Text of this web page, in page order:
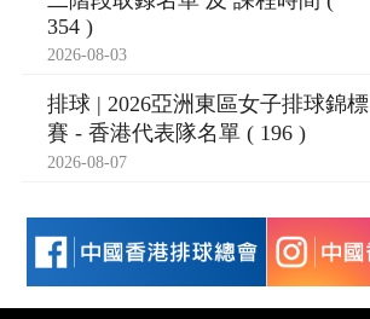
354 )
2026-08-03
排球 | 2026亞洲東區女子排球錦標
賽 - 香港代表隊名單 ( 196 )
2026-08-07